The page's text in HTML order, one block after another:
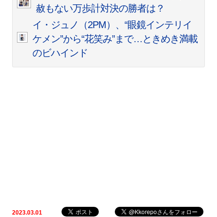
赦もない万歩計対決の勝者は？
イ・ジュノ（2PM）、“眼鏡インテリイ
ケメン”から“花笑み”まで…ときめき満載
のビハインド
2023.03.01